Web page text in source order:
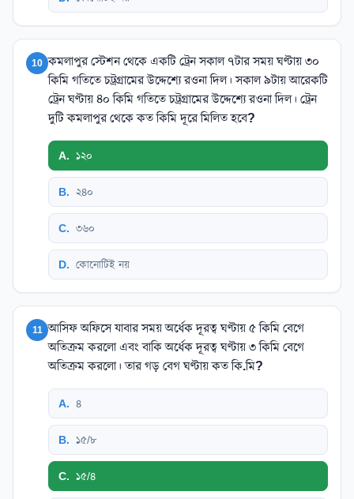
10 কমলাপুর স্টেশন থেকে একটি ট্রেন সকাল ৭টার সময় ঘণ্টায় ৩০
কিমি গতিতে চট্রগ্রামের উদ্দেশ্যে রওনা দিল। সকাল ৯টায় আরেকটি
ট্রেন ঘণ্টায় ৪০ কিমি গতিতে চট্রগ্রামের উদ্দেশ্যে রওনা দিল। ট্রেন
দুটি কমলাপুর থেকে কত কিমি দূরে মিলিত হবে?
A. ১২০
B. ২৪০
C. ৩৬০
D. কোনোটিই নয়
11 আসিফ অফিসে যাবার সময় অর্ধেক দূরত্ব ঘণ্টায় ৫ কিমি বেগে
অতিক্রম করলো এবং বাকি অর্ধেক দূরত্ব ঘণ্টায় ৩ কিমি বেগে
অতিক্রম করলো। তার গড় বেগ ঘণ্টায় কত কি.মি?
A. ৪
B. ১৫/৮
C. ১৫/৪